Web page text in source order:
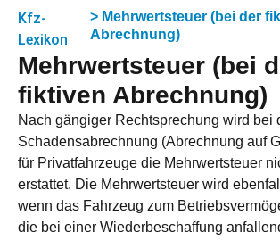
Kfz-
Lexikon
> Mehrwertsteuer (bei der
Abrechnung)
Mehrwertsteuer (bei
fiktiven Abrechnung)
Nach gängiger Rechtsprechung wird bei
Schadensabrechnung (Abrechnung auf
für Privatfahrzeuge die Mehrwertsteuer
erstattet. Die Mehrwertsteuer wird
wenn das Fahrzeug zum
die bei einer Wiederbeschaffung